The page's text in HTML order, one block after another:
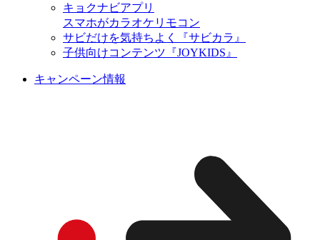
キョクナビアプリ
スマホがカラオケリモコン
サビだけを気持ちよく『サビカラ』
子供向けコンテンツ『JOYKIDS』
キャンペーン情報